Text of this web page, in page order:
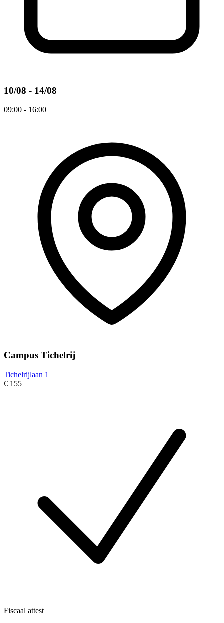
10/08 - 14/08
09:00 - 16:00
Campus Tichelrij
Tichelrijlaan 1
€ 155
Fiscaal attest